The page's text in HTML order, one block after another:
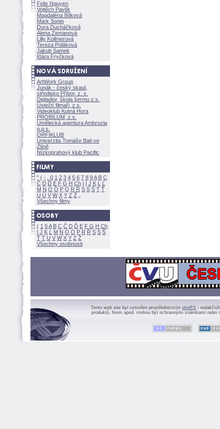
Felix Nguyen
Vojtěch Pavlík
Magdaléna Bílkov
Mark Sonin
Dora Ducháčkov
Alena Zemanov
Lilly Kollmerov
Tereza Polákov
Jakub Samek
Klára Fryčkov
ArtWork Group
Junák - český skaut,
středisko Příbor, z. s.
Digladior, škola šermu z.s.
Ústečtí filmaři, z.s.
Videoklub Kutná Hora
PROBILUM, z.s.
Umělecká agentura Ambrozia
o.p.s.
ORFIKLUB
Univerzita Tomáše Bati ve
Zlíně
Nízkoprahový klub Pacific
" ( - 0 1 2 3 4 5 6 7 8 9A B C
Č D Ď E F G H Ch I Í J K L
Ľ
M N O Ó P Q R Ř S Ś T Ť
U Ú V W X Y Z
Všechny filmy
( 1 5A B C Č D Ď E F G H Ch
I J K L M N Ó O P R Ř S Ś
Ť T U V W X Y Z
Všechny osobnosti
Tento web site byl vytvořen prostřednictvím phpRS -
produktů, firem apod. mohou být ochrannými známkami